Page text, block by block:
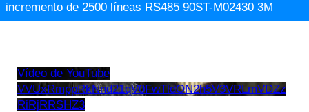
incremento de 2500 líneas RS485 90ST-M02430 3M
Vídeo de YouTube
VVUxRmppRkNnd21qV0FwTldON2h5V3VRLmVDZz
RiRjRRSHZ3